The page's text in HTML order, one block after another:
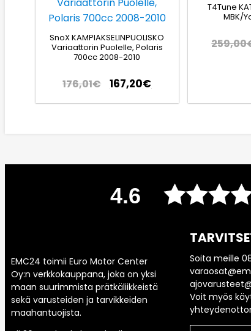
SnoX KAMPIAKSELINPUOLISKO
Variaattorin Puolelle, Polaris
700cc 2008-2010
176,01€ 167,20€
T4Tune
MBK/
259,00
4.6
EMC24 toimii Euro Motor Center
Oy:n verkkokauppana, joka on yksi
maan suurimmista prätkäliikkeistä
sekä varusteiden ja tarvikkeiden
maahantuojista.
Soita meille
Voit myös